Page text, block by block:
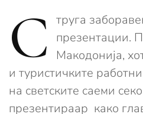
С труга
презентации.
Макодонија,
и туристичките
на светските саеми
презентираар како